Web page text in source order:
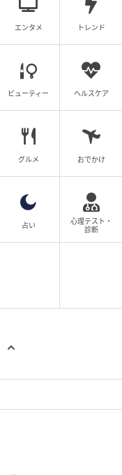
エンタメ トレンド
ビューティー ヘルスケア
グルメ おでかけ
占い
心理テスト・
診断